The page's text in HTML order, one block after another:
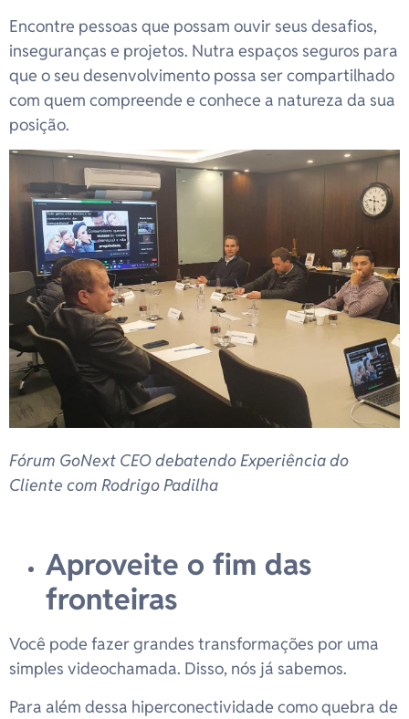
Encontre pessoas que possam ouvir seus desafios,
inseguranças e projetos. Nutra espaços seguros para
que o seu desenvolvimento possa ser compartilhado
com quem compreende e conhece a natureza da sua
posição.
Fórum GoNext CEO debatendo Experiência do
Cliente com Rodrigo Padilha
Aproveite o fim das
fronteiras
Você pode fazer grandes transformações por uma
simples videochamada. Disso, nós já sabemos.
Para além dessa hiperconectividade como quebra de